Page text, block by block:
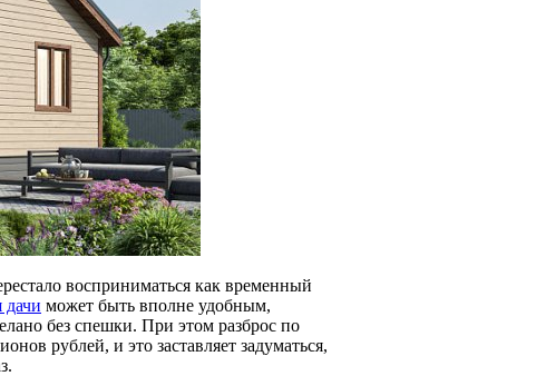
восприниматься как временный
дачи может быть вполне удобным,
без спешки. При этом разброс по
рублей, и это заставляет задуматься,